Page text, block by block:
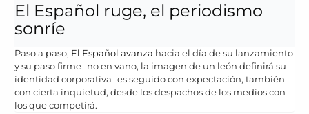
El Español ruge, el periodismo
sonríe
Paso a paso, El Español avanza hacia el día de su lanzamiento
y su paso firme -no en vano, la imagen de un león definirá su
identidad corporativa- es seguido con expectación, también
con cierta inquietud, desde los despachos de los medios con
los que competirá.